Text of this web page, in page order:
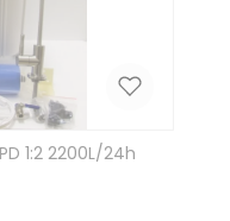
1:2 2200L/24h